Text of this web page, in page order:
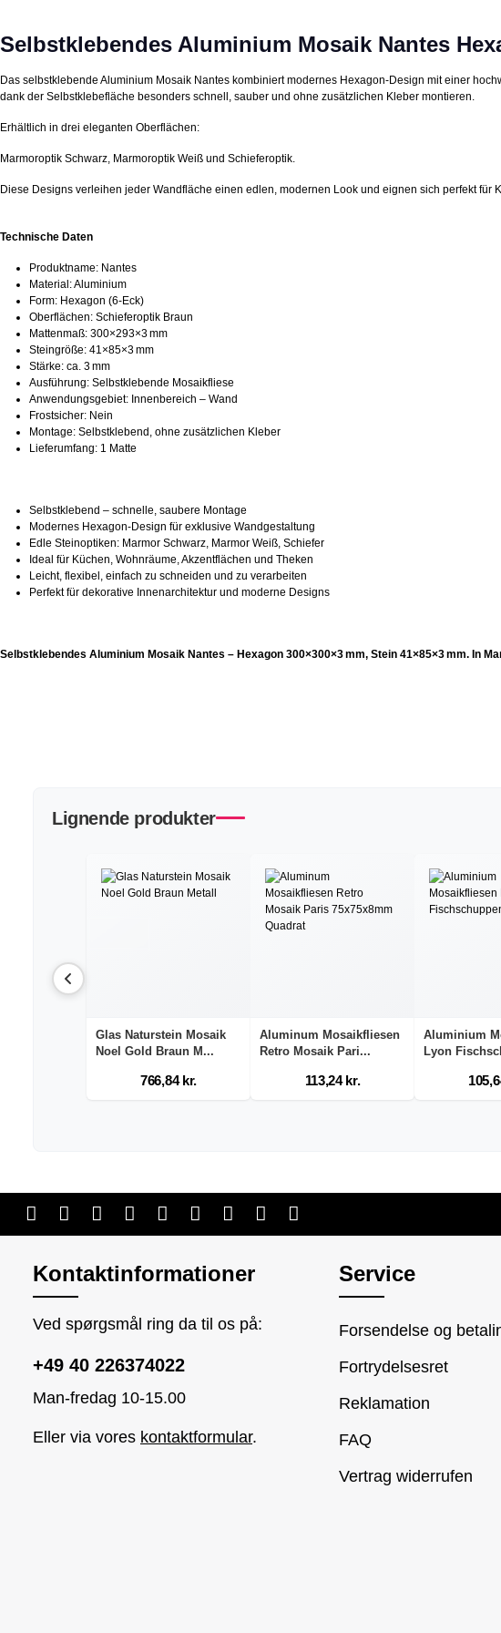
Selbstklebendes Aluminium Mosaik Nantes
Das selbstklebende Aluminium Mosaik Nantes kombiniert modernes Hexagon‑Design mit einer
dank der Selbstklebefläche besonders schnell, sauber und ohne zusätzlichen Kleber montieren.
Erhältlich in drei eleganten Oberflächen:
Marmoroptik Schwarz, Marmoroptik Weiß und Schieferoptik.
Diese Designs verleihen jeder Wandfläche einen edlen, modernen Look und eignen sich perfekt
Technische Daten
Produktname: Nantes
Material: Aluminium
Form: Hexagon (6‑Eck)
Oberflächen: Schieferoptik Braun
Mattenmaß: 300×293×3 mm
Steingröße: 41×85×3 mm
Stärke: ca. 3 mm
Ausführung: Selbstklebende Mosaikfliese
Anwendungsgebiet: Innenbereich – Wand
Frostsicher: Nein
Montage: Selbstklebend, ohne zusätzlichen Kleber
Lieferumfang: 1 Matte
Selbstklebend – schnelle, saubere Montage
Modernes Hexagon‑Design für exklusive Wandgestaltung
Edle Steinoptiken: Marmor Schwarz, Marmor Weiß, Schiefer
Ideal für Küchen, Wohnräume, Akzentflächen und Theken
Leicht, flexibel, einfach zu schneiden und zu verarbeiten
Perfekt für dekorative Innenarchitektur und moderne Designs
Selbstklebendes Aluminium Mosaik Nantes – Hexagon 300×300×3 mm, Stein 41×85×3 mm. In
Lignende produkter
Glas Naturstein Mosaik
Noel Gold Braun M...
766,84 kr.
Aluminum Mosaikfliesen
Retro Mosaik Pari...
113,24 kr.
Aluminium
Lyon
Kontaktinformationer
Ved spørgsmål ring da til os på:
+49 40 226374022
Man-fredag 10-15.00
Eller via vores kontaktformular.
Service
Forsendelse og
Fortrydelsesret
Reklamation
FAQ
Vertrag widerrufen